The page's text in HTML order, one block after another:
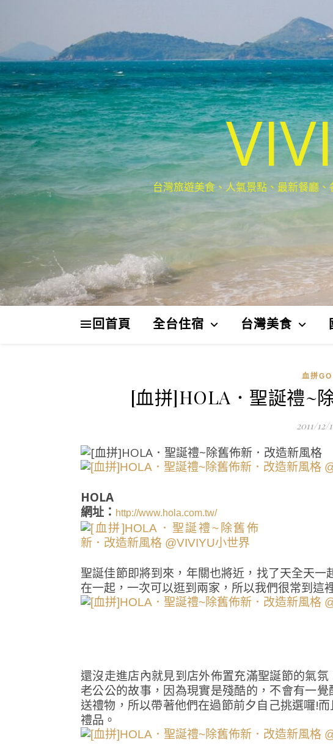
台灣旅遊美食、人氣景點、最新餐廳
回首頁 全台住宿 台灣美食
血拼GO
[血拼]HOLA．聖誕禮~
2011/12/
HOLA
網址： http://www.hola.com.tw/
聖誕佳節即將到來，年關也將近，找了天全天
在一起，一次可以逛到兩家，所以我們很常到這
還沒走進店內就見到店外佈置充滿聖誕節的氣
老公公的故事，因為現實是殘酷的，不會有一
送禮物，所以帶著他們在過節前夕自己挑選囉!
禮品。